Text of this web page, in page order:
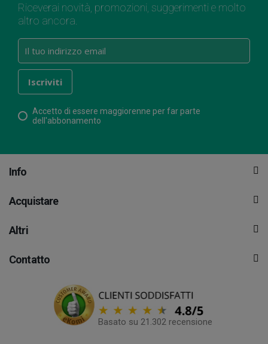
Riceverai novità, promozioni, suggerimenti e molto
altro ancora.
Accetto di essere maggiorenne per far parte
dell'abbonamento
Info
Acquistare
Altri
Contatto
Basato su 21.302 recensione